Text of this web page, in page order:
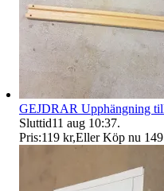
GEJDRAR Upphängning
Sluttid11 aug 10:37.
Pris:119 kr,Eller Köp nu